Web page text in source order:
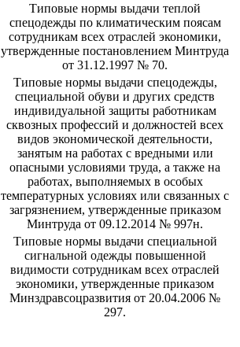
Типовые нормы выдачи теплой
спецодежды по климатическим поясам
сотрудникам всех отраслей экономики,
утвержденные постановлением Минтруда
от 31.12.1997 № 70.
Типовые нормы выдачи спецодежды,
специальной обуви и других средств
индивидуальной защиты работникам
сквозных профессий и должностей всех
видов экономической деятельности,
занятым на работах с вредными или
опасными условиями труда, а также на
работах, выполняемых в особых
температурных условиях или связанных с
загрязнением, утвержденные приказом
Минтруда от 09.12.2014 № 997н.
Типовые нормы выдачи специальной
сигнальной одежды повышенной
видимости сотрудникам всех отраслей
экономики, утвержденные приказом
Минздравсоцразвития от 20.04.2006 №
297.